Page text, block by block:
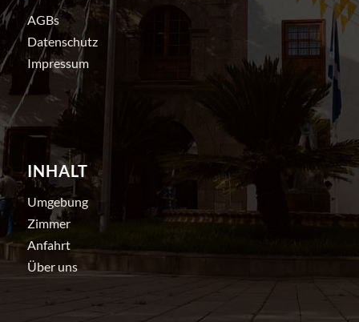
AGBs
Datenschutz
Impressum
INHALT
Umgebung
Zimmer
Anfahrt
Über uns